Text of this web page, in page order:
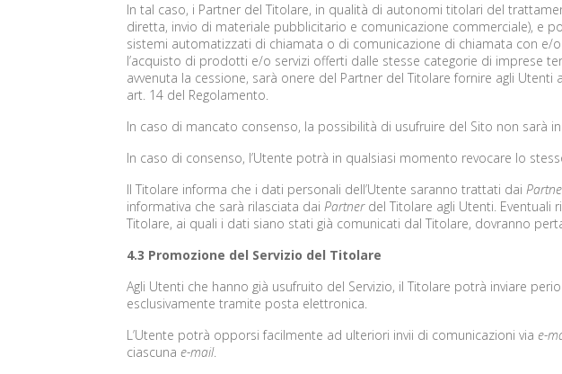
In tal caso, i Partner del Titolare, in qualità di autonomi titolari del
diretta, invio di materiale pubblicitario e comunicazione commerciale), e
sistemi automatizzati di chiamata o di comunicazione di chiamata con e/
l’acquisto di prodotti e/o servizi offerti dalle stesse categorie di imprese
avvenuta la cessione, sarà onere del Partner del Titolare fornire agli
art. 14 del Regolamento.
In caso di mancato consenso, la possibilità di usufruire del Sito non sarà
In caso di consenso, l’Utente potrà in qualsiasi momento revocare lo
Il Titolare informa che i dati personali dell’Utente saranno trattati dai
informativa che sarà rilasciata dai Partnerdel Titolare agli Utenti. Eventuali
Titolare, ai quali i dati siano stati già comunicati dal Titolare, dovranno
4.3 Promozione del Servizio del Titolare
Agli Utenti che hanno già usufruito del Servizio, il Titolare potrà inviare
esclusivamente tramite posta elettronica.
L’Utente potrà opporsi facilmente ad ulteriori invii di comunicazioni via e-
ciascuna e-mail.